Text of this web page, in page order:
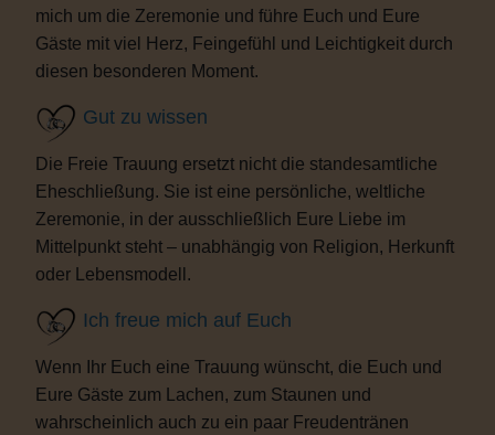
mich um die Zeremonie und führe Euch und Eure
Gäste mit viel Herz, Feingefühl und Leichtigkeit durch
diesen besonderen Moment.
Gut zu wissen
Die Freie Trauung ersetzt nicht die standesamtliche
Eheschließung. Sie ist eine persönliche, weltliche
Zeremonie, in der ausschließlich Eure Liebe im
Mittelpunkt steht – unabhängig von Religion, Herkunft
oder Lebensmodell.
Ich freue mich auf Euch
Wenn Ihr Euch eine Trauung wünscht, die Euch und
Eure Gäste zum Lachen, zum Staunen und
wahrscheinlich auch zu ein paar Freudentränen